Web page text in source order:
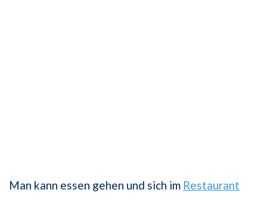
Man kann essen gehen und sich im Restaurant